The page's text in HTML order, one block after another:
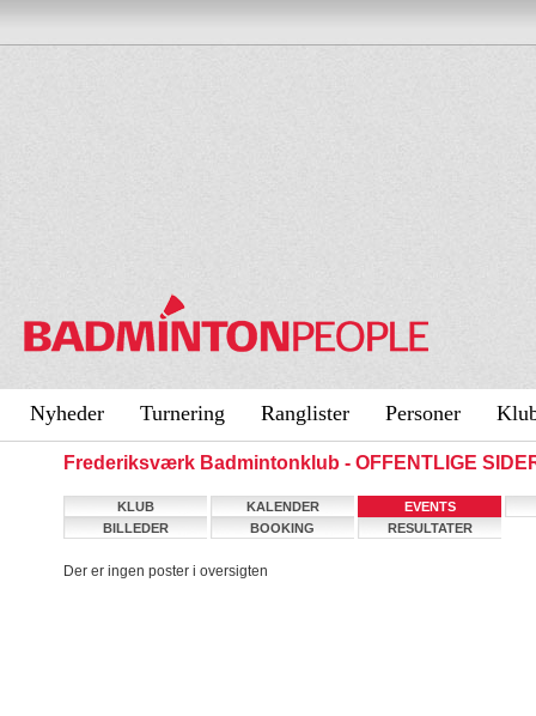
Nyheder Turnering Ranglister Personer
Frederiksværk Badmintonklub - OFFENTLIGE
KLUB KALENDER
EVENTS
BILLEDER
BOOKING RESULTATER
Der er ingen poster i oversigten